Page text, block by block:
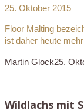
25. Oktober 2015
Floor Malting
ist daher heute
Martin Glock25.
Wildlachs mit